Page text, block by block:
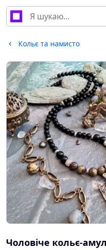
Кольє та намисто
Чоловіче кольє-